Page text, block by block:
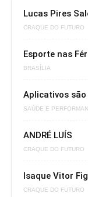
Lucas Pires
CRAQUE DO FUTURO
Esporte nas
BRASÍLIA
Aplicativos
SAÚDE E
ANDRÉ LUÍS
CRAQUE DO FUTURO
Isaque Vitor
CRAQUE DO FUTURO